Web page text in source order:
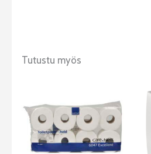
Tutustu myös